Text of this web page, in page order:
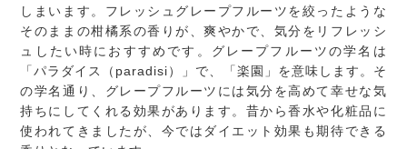
しまいます。フレッシュグレープフルーツを絞ったような
そのままの柑橘系の香りが、爽やかで、気分をリフレッシ
ュしたい時におすすめです。グレープフルーツの学名は
「パラダイス（paradisi）」で、「楽園」を意味します。そ
の学名通り、グレープフルーツには気分を高めて幸せな気
持ちにしてくれる効果があります。昔から香水や化粧品に
使われてきましたが、今ではダイエット効果も期待できる